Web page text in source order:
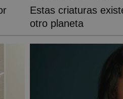
Estas criaturas
otro planeta